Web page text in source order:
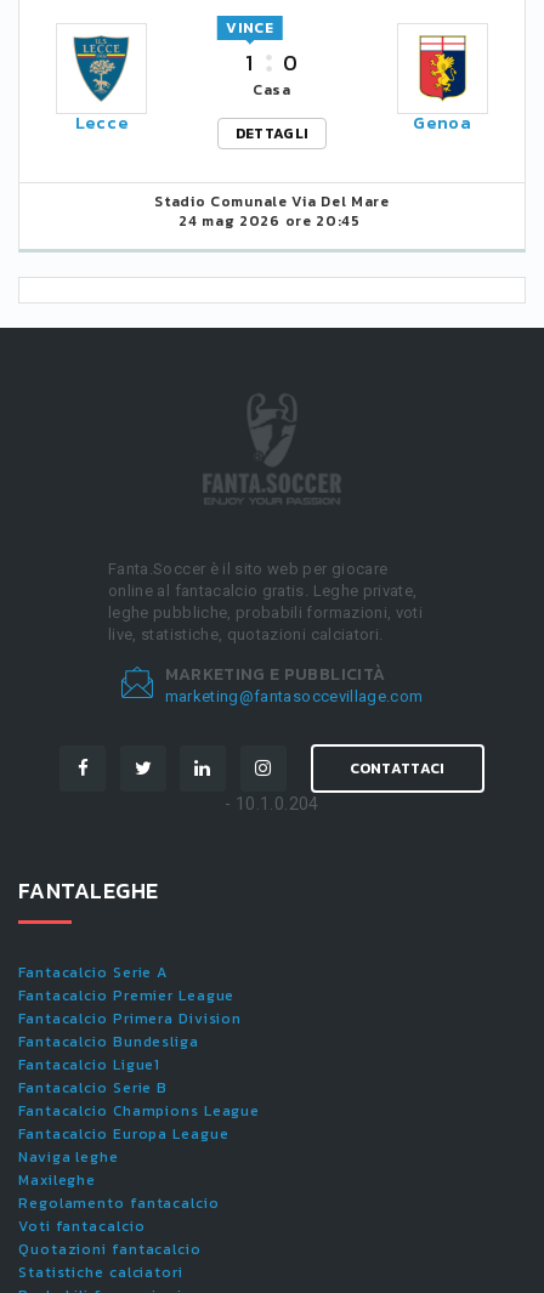
Lecce
1
VINCE
0
Casa
DETTAGLI
Genoa
Stadio Comunale Via Del Mare
24 mag 2026 ore 20:45
Fanta.Soccer è il sito web per giocare
online al fantacalcio gratis. Leghe private,
leghe pubbliche, probabili formazioni, voti
live, statistiche, quotazioni calciatori.
MARKETING E PUBBLICITÀ
marketing@fantasoccevillage.com
CONTATTACI
- 10.1.0.204
FANTALEGHE
Fantacalcio Serie A
Fantacalcio Premier League
Fantacalcio Primera Division
Fantacalcio Bundesliga
Fantacalcio Ligue1
Fantacalcio Serie B
Fantacalcio Champions League
Fantacalcio Europa League
Naviga leghe
Maxileghe
Regolamento fantacalcio
Voti fantacalcio
Quotazioni fantacalcio
Statistiche calciatori